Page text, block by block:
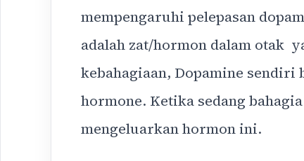
mempengaruhi pelepasan
adalah zat/hormon dalam otak
kebahagiaan, Dopamine sendiri
hormone. Ketika sedang
mengeluarkan hormon ini.